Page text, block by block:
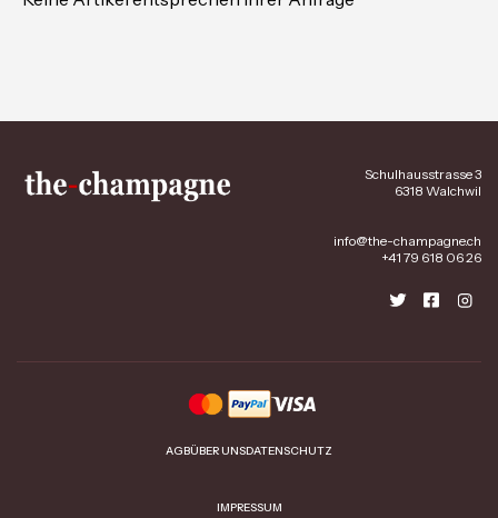
Schulhausstrasse 3
6318 Walchwil
info@the-champagne.ch
+41 79 618 06 26
AGBÜBER UNSDATENSCHUTZ
IMPRESSUM